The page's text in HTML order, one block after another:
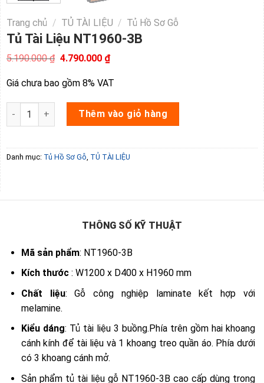
Trang chủ / TỦ TÀI LIỆU / Tủ Hồ Sơ Gỗ
Tủ Tài Liệu NT1960-3B
5.190.000₫ Giá
là:
5.190.000 ₫.
4.790.000 ₫Giá
hiện
tại
là:
Giá chưa bao gồm 8% VAT
Tủ Tài Liệu NT1960-3B số lượng
Thêm vào giỏ hàng
Danh mục: Tủ Hồ Sơ Gỗ, TỦ TÀI LIỆU
THÔNG SỐ KỸ THUẬT
Mã sản phẩm: NT1960-3B
Kích thước: W1200 x D400 x H1960 mm
Chất liệu: Gỗ công nghiệp laminate kết hợp với
melamine.
Kiểu dáng: Tủ tài liệu 3 buồng.Phía trên gồm hai khoang
cánh kính để tài liệu và 1 khoang treo quần áo. Phía dưới
có 3 khoang cánh mở.
Sản phẩm tủ tài liệu gỗ NT1960-3B cao cấp dùng trong